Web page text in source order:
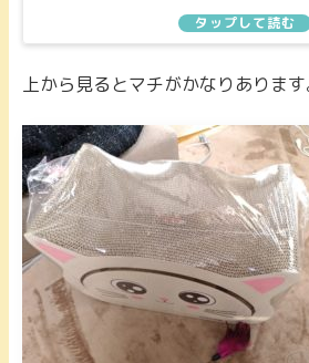
上から見るとマチがかなりあります